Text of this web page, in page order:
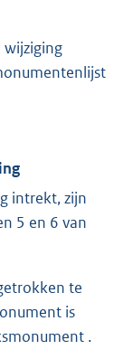
wijziging
intrekt, zijn
5 en 6 van
te
is
.